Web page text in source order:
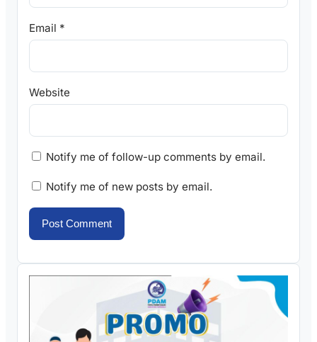
Email *
Website
Notify me of follow-up comments by email.
Notify me of new posts by email.